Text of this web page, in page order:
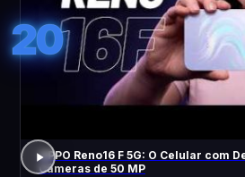
20
OPPO Reno16 F 5G: O Celular com
Câmeras de 50 MP